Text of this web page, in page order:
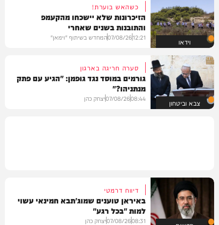
וידאו
כשהאש בוערת!
הזיכרונות שלא יישכחו מהקעמפ
והתובנות בשנים שאחרי
12:21
07/08/26המחדש בשיתוף "וימאן"
צבא וביטחון
סערה חריגה בארגון
גורמים במוסד נגד גופמן: "הגיע עם פתק
מנתניהו?"
08:44
07/08/26יצחק כהן
דיווח דרמטי
באיראן טוענים שמוג'תבא חמינאי עשוי
למות "בכל רגע"
08:31
07/08/26יצחק כהן